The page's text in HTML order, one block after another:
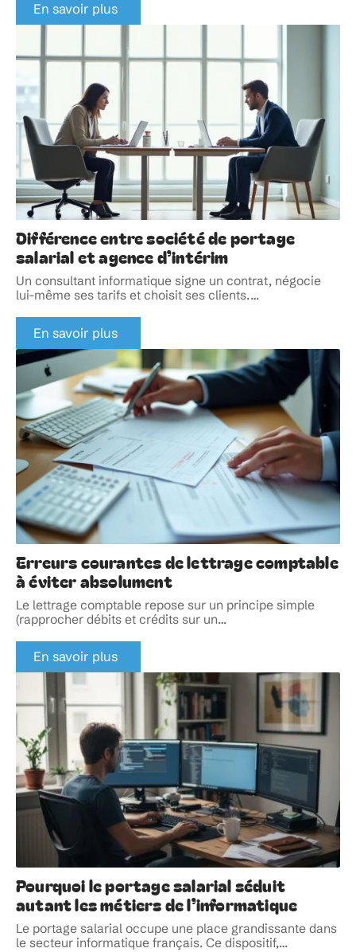
En savoir plus
Différence entre société de portage
salarial et agence d’intérim
Un consultant informatique signe un contrat, négocie
lui-même ses tarifs et choisit ses clients.…
En savoir plus
Erreurs courantes de lettrage comptable
à éviter absolument
Le lettrage comptable repose sur un principe simple
(rapprocher débits et crédits sur un…
En savoir plus
Pourquoi le portage salarial séduit
autant les métiers de l’informatique
Le portage salarial occupe une place grandissante dans
le secteur informatique français. Ce dispositif,…